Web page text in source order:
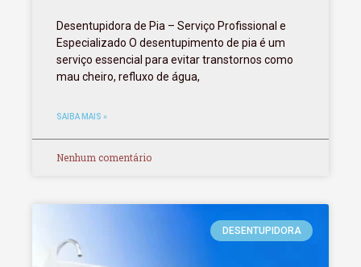
Desentupidora de Pia – Serviço Profissional e
Especializado O desentupimento de pia é um
serviço essencial para evitar transtornos como
mau cheiro, refluxo de água,
SAIBA MAIS »
Nenhum comentário
DESENTUPIDORA